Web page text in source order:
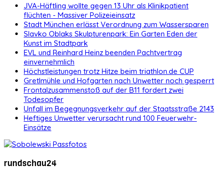
JVA-Häftling wollte gegen 13 Uhr als Klinikpatient
flüchten - Massiver Polizeieinsatz
Stadt München erlässt Verordnung zum Wassersparen
Slavko Oblaks Skulpturenpark: Ein Garten Eden der
Kunst im Stadtpark
EVL und Reinhard Heinz beenden Pachtvertrag
einvernehmlich
Höchstleistungen trotz Hitze beim triathlon.de CUP
Gretlmühle und Hofgarten nach Unwetter noch gesperrt
Frontalzusammenstoß auf der B11 fordert zwei
Todesopfer
Unfall im Begegnungsverkehr auf der Staatsstraße 2143
Heftiges Unwetter verursacht rund 100 Feuerwehr-
Einsätze
rundschau24